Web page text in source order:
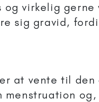
og virkelig
sig gravid,
at vente til den